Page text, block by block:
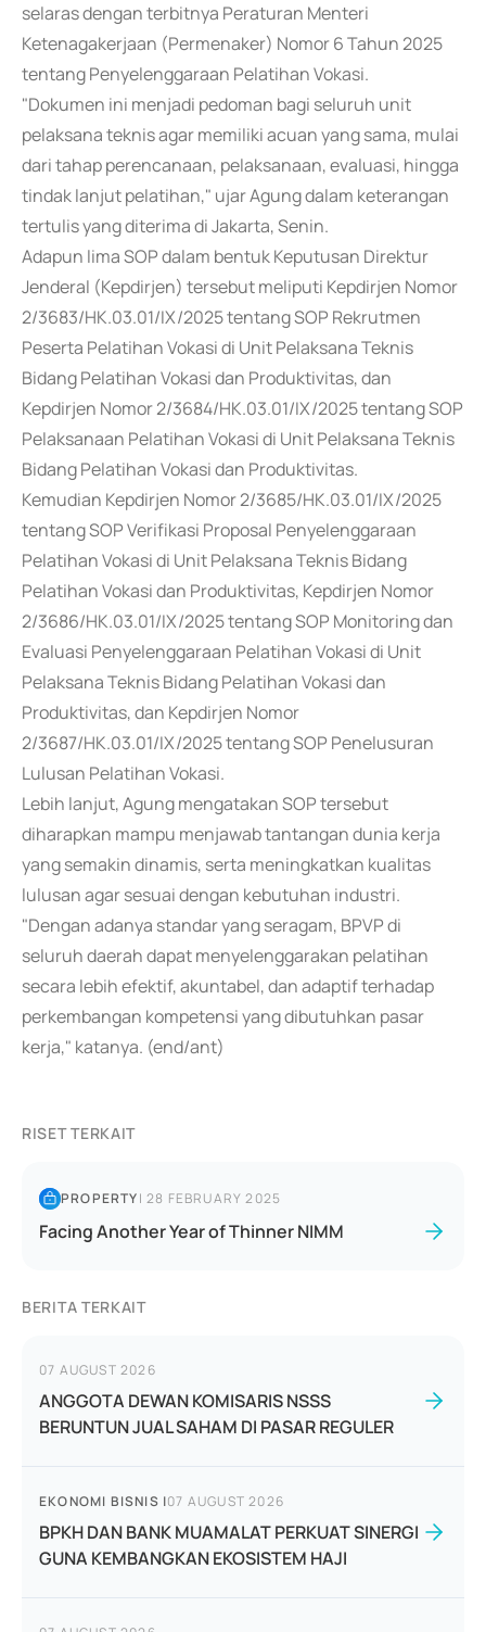
selaras dengan terbitnya Peraturan Menteri
Ketenagakerjaan (Permenaker) Nomor 6 Tahun 2025
tentang Penyelenggaraan Pelatihan Vokasi.
"Dokumen ini menjadi pedoman bagi seluruh unit
pelaksana teknis agar memiliki acuan yang sama, mulai
dari tahap perencanaan, pelaksanaan, evaluasi, hingga
tindak lanjut pelatihan," ujar Agung dalam keterangan
tertulis yang diterima di Jakarta, Senin.
Adapun lima SOP dalam bentuk Keputusan Direktur
Jenderal (Kepdirjen) tersebut meliputi Kepdirjen Nomor
2/3683/HK.03.01/IX/2025 tentang SOP Rekrutmen
Peserta Pelatihan Vokasi di Unit Pelaksana Teknis
Bidang Pelatihan Vokasi dan Produktivitas, dan
Kepdirjen Nomor 2/3684/HK.03.01/IX/2025 tentang SOP
Pelaksanaan Pelatihan Vokasi di Unit Pelaksana Teknis
Bidang Pelatihan Vokasi dan Produktivitas.
Kemudian Kepdirjen Nomor 2/3685/HK.03.01/IX/2025
tentang SOP Verifikasi Proposal Penyelenggaraan
Pelatihan Vokasi di Unit Pelaksana Teknis Bidang
Pelatihan Vokasi dan Produktivitas, Kepdirjen Nomor
2/3686/HK.03.01/IX/2025 tentang SOP Monitoring dan
Evaluasi Penyelenggaraan Pelatihan Vokasi di Unit
Pelaksana Teknis Bidang Pelatihan Vokasi dan
Produktivitas, dan Kepdirjen Nomor
2/3687/HK.03.01/IX/2025 tentang SOP Penelusuran
Lulusan Pelatihan Vokasi.
Lebih lanjut, Agung mengatakan SOP tersebut
diharapkan mampu menjawab tantangan dunia kerja
yang semakin dinamis, serta meningkatkan kualitas
lulusan agar sesuai dengan kebutuhan industri.
"Dengan adanya standar yang seragam, BPVP di
seluruh daerah dapat menyelenggarakan pelatihan
secara lebih efektif, akuntabel, dan adaptif terhadap
perkembangan kompetensi yang dibutuhkan pasar
kerja," katanya. (end/ant)
RISET TERKAIT
PROPERTY|28 FEBRUARY 2025
Facing Another Year of Thinner NIMM
BERITA TERKAIT
07 AUGUST 2026
ANGGOTA DEWAN KOMISARIS NSSS
BERUNTUN JUAL SAHAM DI PASAR REGULER
EKONOMI BISNIS |07 AUGUST 2026
BPKH DAN BANK MUAMALAT PERKUAT SINERGI
GUNA KEMBANGKAN EKOSISTEM HAJI